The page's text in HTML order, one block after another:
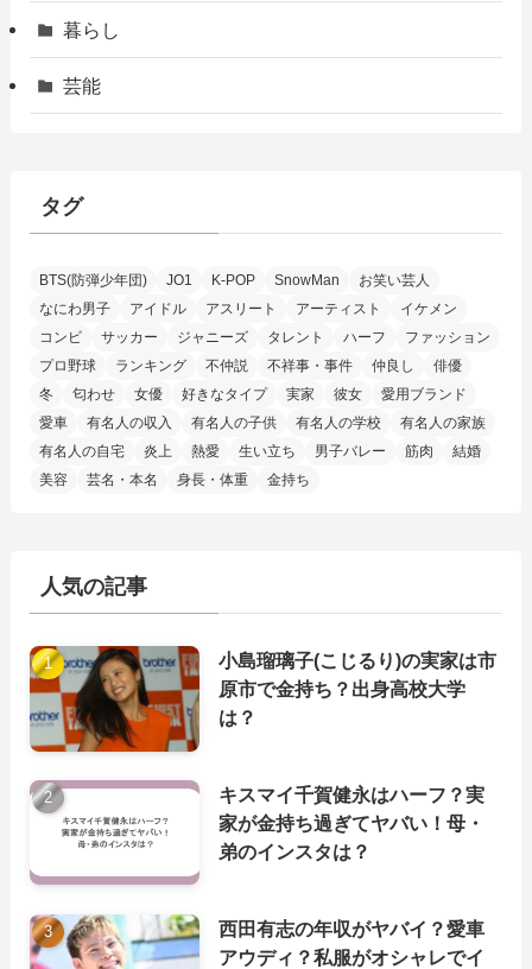
暮らし
芸能
タグ
BTS(防弾少年団) JO1 K-POP SnowMan
お笑い芸人
なにわ男子
アイドル アスリート アーティスト
イケメン
コンビ
サッカー ジャニーズ タレント ハーフ
ファッション
プロ野球
ランキング 不仲説 不祥事・事件 仲良し
俳優
冬
匂わせ 女優 好きなタイプ 実家 彼女
愛用ブランド
愛車
有名人の収入 有名人の子供 有名人の学校
有名人の家族
有名人の自宅
炎上 熱愛 生い立ち 男子バレー 筋肉
結婚
美容
芸名・本名 身長・体重 金持ち
人気の記事
小島瑠璃子(こじるり)の実家は市
原市で金持ち？出身高校大学
は？
キスマイ千賀健永はハーフ？実
家が金持ち過ぎてヤバい！母・
弟のインスタは？
西田有志の年収がヤバイ？愛車
アウディ？私服がオシャレでイ